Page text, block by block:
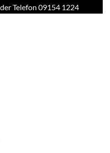
Telefon 09154 1224